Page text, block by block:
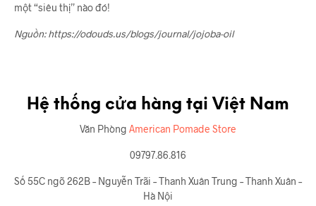
một “siêu thị” nào đó!
Nguồn: https://odouds.us/blogs/journal/jojoba-oil
Hệ thống cửa hàng tại Việt Nam
Văn Phòng American Pomade Store
09797.86.816
Số 55C ngõ 262B – Nguyễn Trãi – Thanh Xuân Trung – Thanh Xuân –
Hà Nội